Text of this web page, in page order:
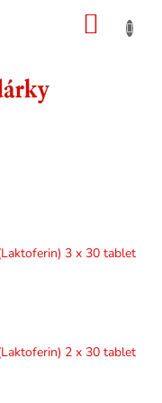
3 x 30 tablet
2 x 30 tablet